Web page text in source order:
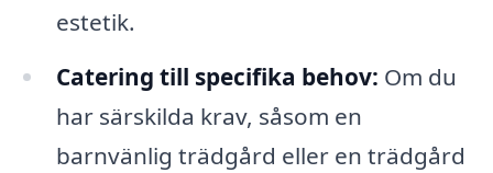
estetik.
Catering till specifika behov: Om du
har särskilda krav, såsom en
barnvänlig trädgård eller en trädgård